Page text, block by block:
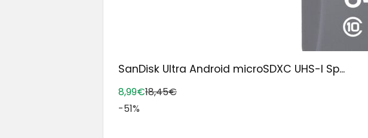
SanDisk Ultra Android microSDXC UHS-I Sp...
8,99€18,45€
-51%